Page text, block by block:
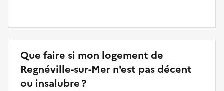
Que faire si mon logement de
Regnéville-sur-Mer n'est pas décent
ou insalubre ?